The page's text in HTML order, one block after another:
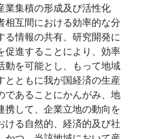
業集積の形成及び活性化
相互間における効率的な分
る情報の共有、研究開発に
促進することにより、効率
動を可能とし、もって地域
とともに我が国経済の生産
であることにかんがみ、地
携して、企業立地の動向を
ける自然的、経済的及び社